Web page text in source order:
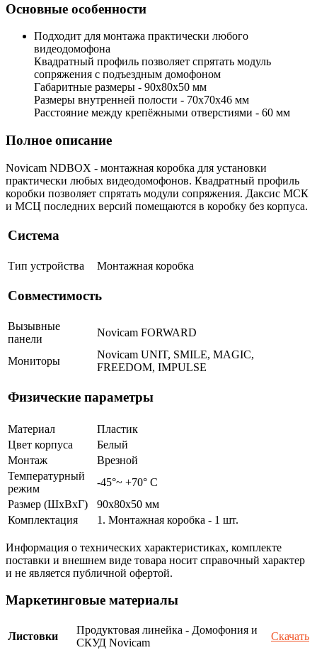
Основные особенности
Подходит для монтажа практически любого
видеодомофона
Квадратный профиль позволяет спрятать модуль
сопряжения с подъездным домофоном
Габаритные размеры - 90x80x50 мм
Размеры внутренней полости - 70x70x46 мм
Расстояние между крепёжными отверстиями - 60 мм
Полное описание
Novicam NDBOX - монтажная коробка для установки
практически любых видеодомофонов. Квадратный профиль
коробки позволяет спрятать модули сопряжения. Даксис МСК
и МСЦ последних версий помещаются в коробку без корпуса.
Система
Тип устройства Монтажная коробка
Совместимость
Вызывные
панели
Novicam FORWARD
Мониторы
Novicam UNIT, SMILE, MAGIC,
FREEDOM, IMPULSE
Физические параметры
Материал
Пластик
Цвет корпуса
Белый
Монтаж
Врезной
Температурный
режим
-45°~ +70° С
Размер (ШxВxГ)
90x80x50 мм
Комплектация
1. Монтажная коробка - 1 шт.
Информация о технических характеристиках, комплекте
поставки и внешнем виде товара носит справочный характер
и не является публичной офертой.
Маркетинговые материалы
Листовки
Продуктовая линейка - Домофония и
СКУД Novicam
Скачать